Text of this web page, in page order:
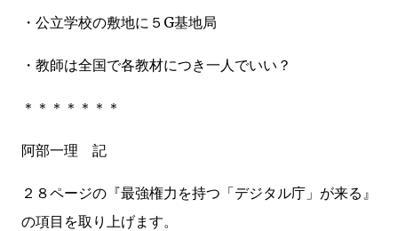
・公立学校の敷地に５G基地局
・教師は全国で各教材につき一人でいい？
＊＊＊＊＊＊＊
阿部一理 記
２８ページの『最強権力を持つ「デジタル庁」が来る』
の項目を取り上げます。